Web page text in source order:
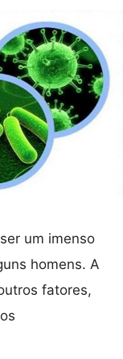
um imenso
homens. A
fatores,